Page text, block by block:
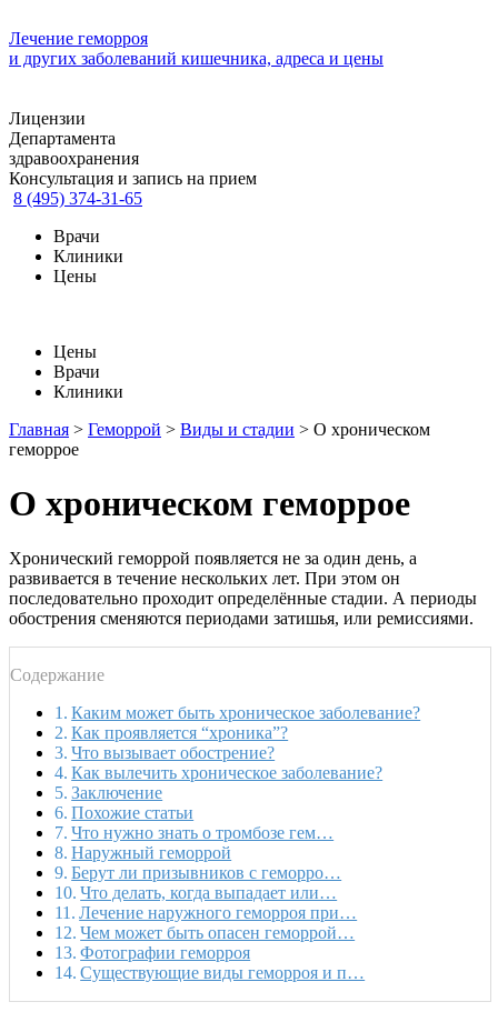
Лечение геморроя
и других заболеваний кишечника, адреса и цены
Лицензии
Департамента
здравоохранения
Консультация и запись на прием
8 (495) 374-31-65
Врачи
Клиники
Цены
Цены
Врачи
Клиники
Главная > Геморрой > Виды и стадии > О хроническом
геморрое
О хроническом геморрое
Хронический геморрой появляется не за один день, а
развивается в течение нескольких лет. При этом он
последовательно проходит определённые стадии. А периоды
обострения сменяются периодами затишья, или ремиссиями.
Содержание
Каким может быть хроническое заболевание?
Как проявляется “хроника”?
Что вызывает обострение?
Как вылечить хроническое заболевание?
Заключение
Похожие статьи
Что нужно знать о тромбозе гем…
Наружный геморрой
Берут ли призывников с геморро…
Что делать, когда выпадает или…
Лечение наружного геморроя при…
Чем может быть опасен геморрой…
Фотографии геморроя
Существующие виды геморроя и п…